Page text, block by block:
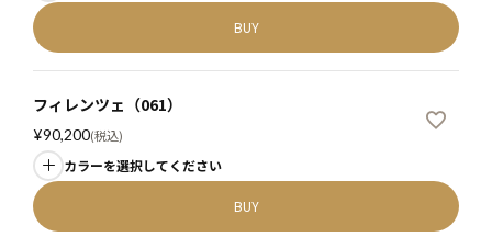
BUY
フィレンツェ（061）
¥90,200 税込
BUY
カラーを選択してください